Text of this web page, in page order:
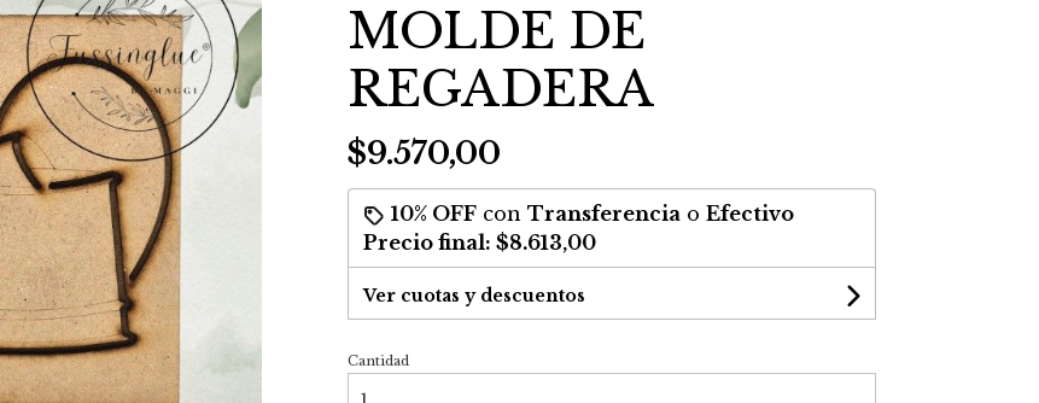
MOLDE DE
REGADERA
$9.570,00
10% OFFcon Transferenciao Efectivo
Precio final: $8.613,00
Ver cuotas y descuentos
Cantidad